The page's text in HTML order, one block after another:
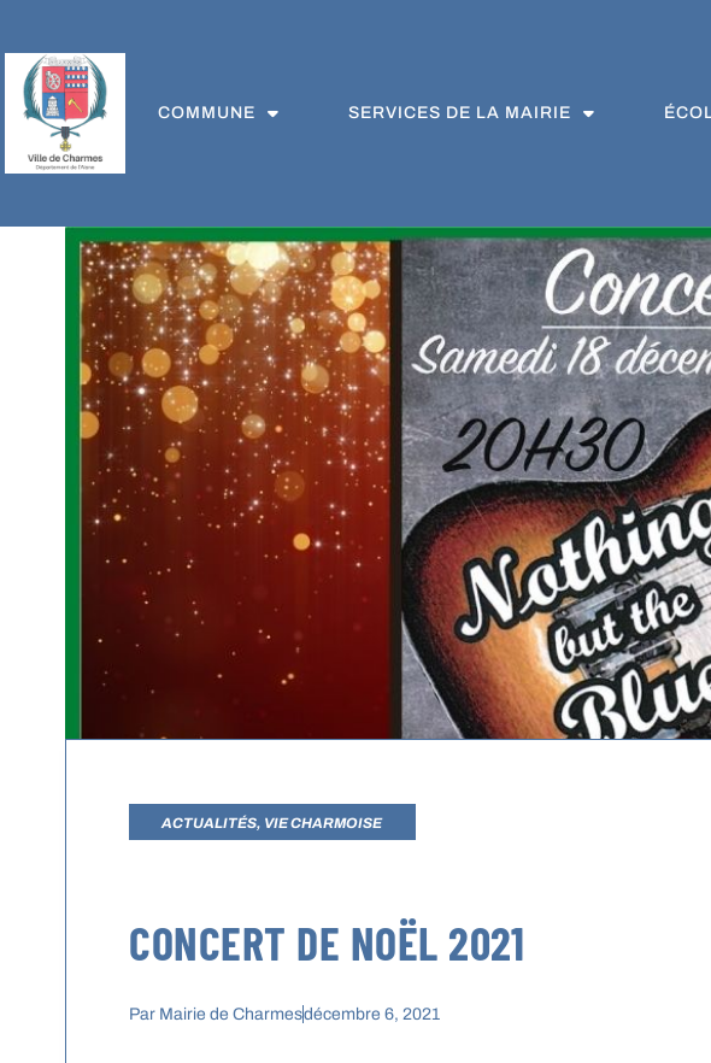
COMMUNE SERVICES DE LA MAIRIE
ACTUALITÉS, VIE CHARMOISE
CONCERT DE NOËL 2021
Par Mairie de Charmesdécembre 6, 2021